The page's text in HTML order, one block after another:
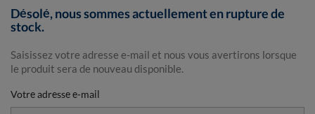
Désolé, nous sommes actuellement en rupture de
stock.
Saisissez votre adresse e-mail et nous vous avertirons lorsque
le produit sera de nouveau disponible.
Votre adresse e-mail